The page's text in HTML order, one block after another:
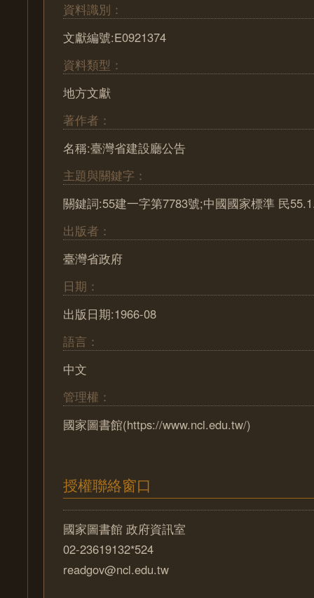
資料識別：
文獻編號:E0921374
資料類型：
地方文獻
著作者：
名稱:臺灣省建設廳公告
主題與關鍵字：
關鍵詞:55建一字第7783號;中國國家標準 民
出版者：
臺灣省政府
日期：
出版日期:1966-08
語言：
中文
管理權：
國家圖書館(https://www.ncl.edu.tw/)
授權聯絡窗口
國家圖書館 政府資訊室
02-23619132*524
readgov@ncl.edu.tw